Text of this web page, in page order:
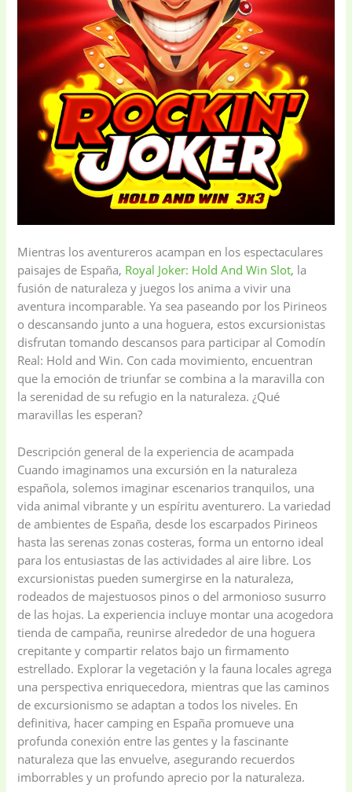
Mientras los aventureros acampan en los espectaculares
paisajes de España, Royal Joker: Hold And Win Slot, la
fusión de naturaleza y juegos los anima a vivir una
aventura incomparable. Ya sea paseando por los Pirineos
o descansando junto a una hoguera, estos excursionistas
disfrutan tomando descansos para participar al Comodín
Real: Hold and Win. Con cada movimiento, encuentran
que la emoción de triunfar se combina a la maravilla con
la serenidad de su refugio en la naturaleza. ¿Qué
maravillas les esperan?
Descripción general de la experiencia de acampada
Cuando imaginamos una excursión en la naturaleza
española, solemos imaginar escenarios tranquilos, una
vida animal vibrante y un espíritu aventurero. La variedad
de ambientes de España, desde los escarpados Pirineos
hasta las serenas zonas costeras, forma un entorno ideal
para los entusiastas de las actividades al aire libre. Los
excursionistas pueden sumergirse en la naturaleza,
rodeados de majestuosos pinos o del armonioso susurro
de las hojas. La experiencia incluye montar una acogedora
tienda de campaña, reunirse alrededor de una hoguera
crepitante y compartir relatos bajo un firmamento
estrellado. Explorar la vegetación y la fauna locales agrega
una perspectiva enriquecedora, mientras que las caminos
de excursionismo se adaptan a todos los niveles. En
definitiva, hacer camping en España promueve una
profunda conexión entre las gentes y la fascinante
naturaleza que las envuelve, asegurando recuerdos
imborrables y un profundo aprecio por la naturaleza.